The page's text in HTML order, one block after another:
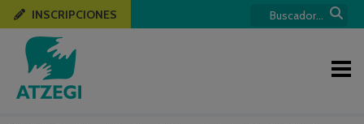
INSCRIPCIONES